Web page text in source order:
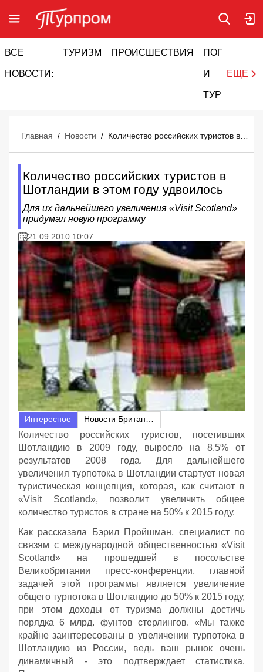
ВСЕ
НОВОСТИ:
ТУРИЗМ ПРОИСШЕСТВИЯ ПОГОДА
И
ТУРИЗМ
ЕЩЕ
Главная / Новости /
Количество российских туристов в
Шотландии в этом году удвоилось
Для их дальнейшего увеличения «Visit Scotland»
придумал новую программу
21.09.2010 10:07
Интересное
Количество российских туристов, посетивших
Шотландию в 2009 году, выросло на 8.5% от
результатов 2008 года. Для дальнейшего
увеличения турпотока в Шотландии стартует новая
туристическая концепция, которая, как считают в
«Visit Scotland», позволит увеличить общее
количество туристов в стране на 50% к 2015 году.
Как рассказала Бэрил Пройшман, специалист по
связям с международной общественностью «Visit
Scotland» на прошедшей в посольстве
Великобритании пресс-конференции, главной
задачей этой программы является увеличение
общего турпотока в Шотландию до 50% к 2015 году,
при этом доходы от туризма должны достичь
порядка 6 млрд. фунтов стерлингов. «Мы также
крайне заинтересованы в увеличении турпотока в
Шотландию из России, ведь ваш рынок очень
динамичный - это подтверждает статистика.